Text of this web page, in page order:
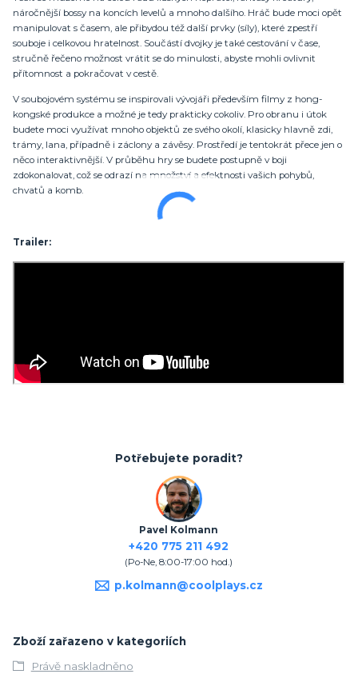
náročnější bossy na koncích levelů a mnoho dalšího. Hráč bude moci opět
manipulovat s časem, ale přibydou též další prvky (síly), které zpestří
souboje i celkovou hratelnost. Součástí dvojky je také cestování v čase,
stručně řečeno možnost vrátit se do minulosti, abyste mohli ovlivnit
přítomnost a pokračovat v cestě.
V soubojovém systému se inspirovali vývojáři především filmy z hong-
kongské produkce a možné je tedy prakticky cokoliv. Pro obranu i útok
budete moci využívat mnoho objektů ze svého okolí, klasicky hlavně zdi,
trámy, lana, případně i záclony a závěsy. Prostředí je tentokrát přece jen o
něco interaktivnější. V průběhu hry se budete postupně v boji
zdokonalovat, což se odrazí na množství a efektnosti vašich pohybů,
chvatů a komb.
Trailer:
Potřebujete poradit?
Pavel Kolmann
+420 775 211 492
(Po-Ne, 8:00-17:00 hod.)
p.kolmann@coolplays.cz
Zboží zařazeno v kategoriích
Právě naskladněno